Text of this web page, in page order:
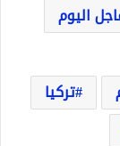
اليوم
تركيا